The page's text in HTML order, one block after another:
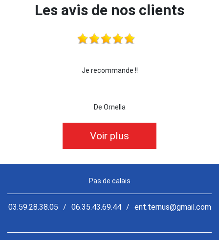
Les avis de nos clients
Je recommande !!
De Ornella
Voir plus
Pas de calais
03.59.28.38.05 / 06.35.43.69.44 / ent.ternus@gmail.com